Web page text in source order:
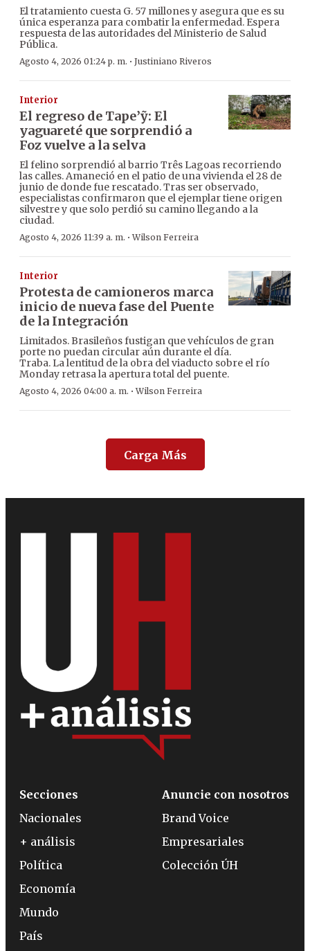
El tratamiento cuesta G. 57 millones y asegura que es su
única esperanza para combatir la enfermedad. Espera
respuesta de las autoridades del Ministerio de Salud
Pública.
Agosto 4, 2026 01:24 p. m. · Justiniano Riveros
Interior
El regreso de Tape’ỹ: El
yaguareté que sorprendió a
Foz vuelve a la selva
El felino sorprendió al barrio Três Lagoas recorriendo
las calles. Amaneció en el patio de una vivienda el 28 de
junio de donde fue rescatado. Tras ser observado,
especialistas confirmaron que el ejemplar tiene origen
silvestre y que solo perdió su camino llegando a la
ciudad.
Agosto 4, 2026 11:39 a. m. ·Wilson Ferreira
Interior
Protesta de camioneros marca
inicio de nueva fase del Puente
de la Integración
Limitados. Brasileños fustigan que vehículos de gran
porte no puedan circular aún durante el día.
Traba. La lentitud de la obra del viaducto sobre el río
Monday retrasa la apertura total del puente.
Agosto 4, 2026 04:00 a. m. ·Wilson Ferreira
Carga Más
Secciones
Nacionales
+ análisis
Política
Economía
Mundo
País
Anuncie con nosotros
Brand Voice
Empresariales
Colección ÚH